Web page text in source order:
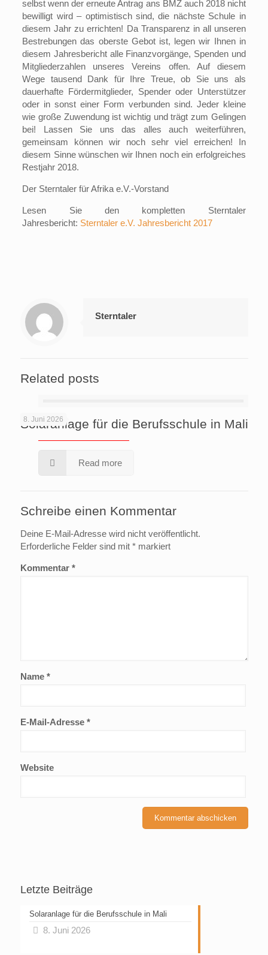
selbst wenn der erneute Antrag ans BMZ auch 2018 nicht
bewilligt wird – optimistisch sind, die nächste Schule in
diesem Jahr zu errichten! Da Transparenz in all unseren
Bestrebungen das oberste Gebot ist, legen wir Ihnen in
diesem Jahresbericht alle Finanzvorgänge, Spenden und
Mitgliederzahlen unseres Vereins offen. Auf diesem
Wege tausend Dank für Ihre Treue, ob Sie uns als
dauerhafte Fördermitglieder, Spender oder Unterstützer
oder in sonst einer Form verbunden sind. Jeder kleine
wie große Zuwendung ist wichtig und trägt zum Gelingen
bei! Lassen Sie uns das alles auch weiterführen,
gemeinsam können wir noch sehr viel erreichen! In
diesem Sinne wünschen wir Ihnen noch ein erfolgreiches
Restjahr 2018.
Der Sterntaler für Afrika e.V.-Vorstand
Lesen Sie den kompletten Sterntaler
Jahresbericht: Sterntaler e.V. Jahresbericht 2017
Sterntaler
Related posts
8. Juni 2026
Solaranlage für die Berufsschule in Mali
Read more
Schreibe einen Kommentar
Deine E-Mail-Adresse wird nicht veröffentlicht.
Erforderliche Felder sind mit *markiert
Kommentar *
Name *
E-Mail-Adresse *
Website
Letzte Beiträge
Solaranlage für die Berufsschule in Mali
8. Juni 2026